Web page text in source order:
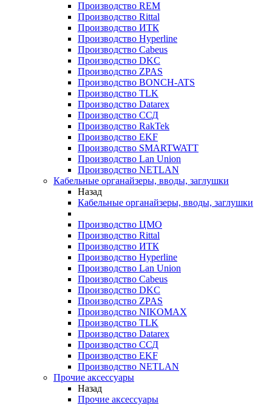
Производство REM
Производство Rittal
Производство ИТК
Производство Hyperline
Производство Cabeus
Производство DKC
Производство ZPAS
Производство BONCH-ATS
Производство TLK
Производство Datarex
Производство ССД
Производство RakTek
Производство EKF
Производство SMARTWATT
Производство Lan Union
Производство NETLAN
Кабельные органайзеры, вводы, заглушки
Назад
Кабельные органайзеры, вводы, заглушки
Производство ЦМО
Производство Rittal
Производство ИТК
Производство Hyperline
Производство Lan Union
Производство Cabeus
Производство DKC
Производство ZPAS
Производство NIKOMAX
Производство TLK
Производство Datarex
Производство ССД
Производство EKF
Производство NETLAN
Прочие аксеcсуары
Назад
Прочие аксеcсуары